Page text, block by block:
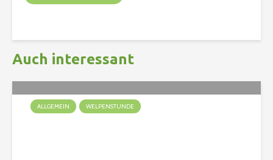
Auch interessant
ALLGEMEIN WELPENSTUNDE